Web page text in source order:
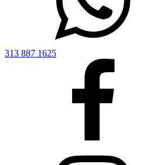
313 887 1625